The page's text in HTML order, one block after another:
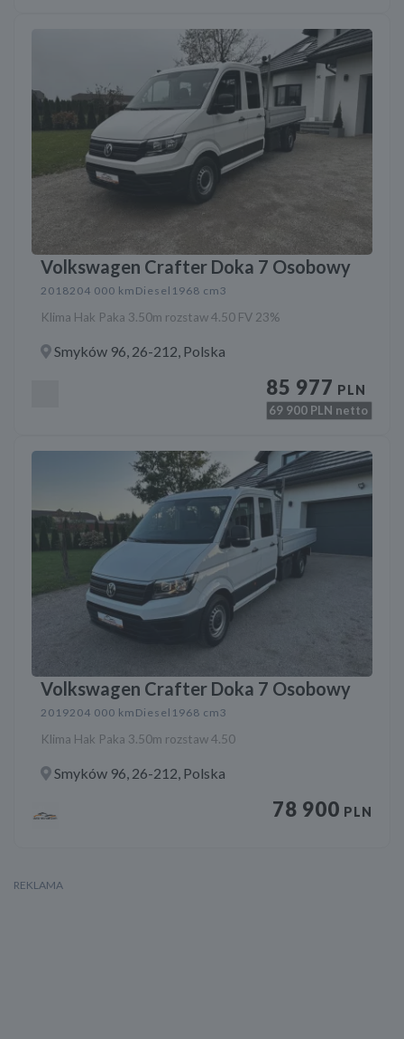
Volkswagen Crafter Doka 7 Osobowy
2018204 000 km Diesel 1968 cm3
Klima Hak Paka 3.50m rozstaw 4.50 FV 23%
Smyków 96, 26-212, Polska
85 977 PLN
69 900 PLN netto
Volkswagen Crafter Doka 7 Osobowy
2019204 000 km Diesel 1968 cm3
Klima Hak Paka 3.50m rozstaw 4.50
Smyków 96, 26-212, Polska
78 900 PLN